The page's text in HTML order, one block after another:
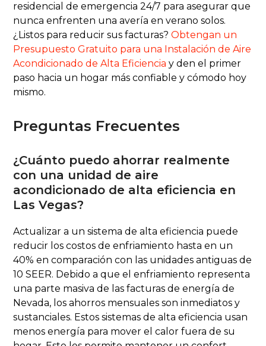
residencial de emergencia 24/7 para asegurar que
nunca enfrenten una avería en verano solos.
¿Listos para reducir sus facturas?Obtengan un
Presupuesto Gratuito para una Instalación de Aire
Acondicionado de Alta Eficiencia y den el primer
paso hacia un hogar más confiable y cómodo hoy
mismo.
Preguntas Frecuentes
¿Cuánto puedo ahorrar realmente
con una unidad de aire
acondicionado de alta eficiencia en
Las Vegas?
Actualizar a un sistema de alta eficiencia puede
reducir los costos de enfriamiento hasta en un
40% en comparación con las unidades antiguas de
10 SEER. Debido a que el enfriamiento representa
una parte masiva de las facturas de energía de
Nevada, los ahorros mensuales son inmediatos y
sustanciales. Estos sistemas de alta eficiencia usan
menos energía para mover el calor fuera de su